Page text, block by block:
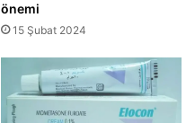
önemi
15 Şubat 2024